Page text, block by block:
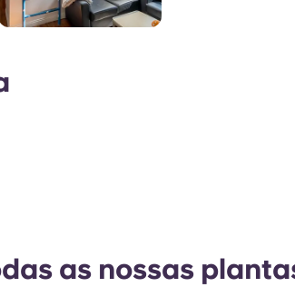
as nossas